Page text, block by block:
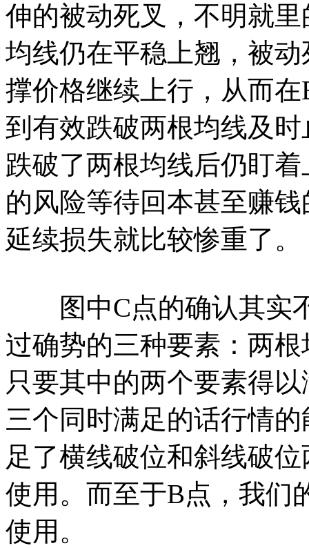
伸的被动死叉，不明就
均线仍在平稳上翘，被
撑价格继续上行，从而
到有效跌破两根均线及
跌破了两根均线后仍盯
的风险等待回本甚至赚
延续损失就比较惨重了。
图中C点的确认其实
过确势的三种要素：两
只要其中的两个要素得
三个同时满足的话行情
足了横线破位和斜线破
使用。而至于B点，我们
使用。